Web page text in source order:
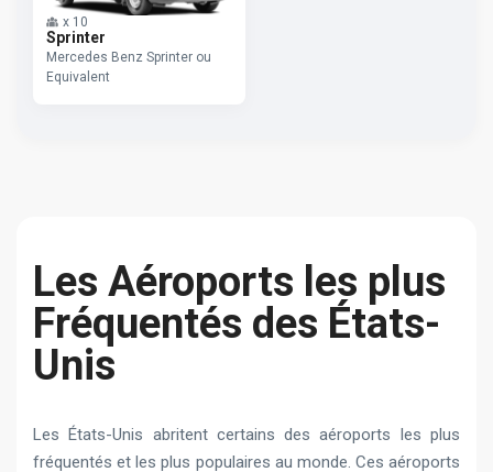
x 10
Sprinter
Mercedes Benz Sprinter ou
Equivalent
Les Aéroports les plus
Fréquentés des États-
Unis
Les États-Unis abritent certains des aéroports les plus
fréquentés et les plus populaires au monde. Ces aéroports